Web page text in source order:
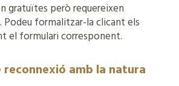
gratuïtes però requereixen
Podeu formalitzar-la clicant els
el formulari corresponent.
amb la natura